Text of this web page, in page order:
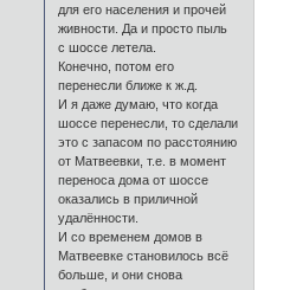
для его населения и прочей
живности. Да и просто пыль
с шоссе летела.
Конечно, потом его
перенесли ближе к ж.д.
И я даже думаю, что когда
шоссе перенесли, то сделали
это с запасом по расстоянию
от Матвеевки, т.е. в момент
переноса дома от шоссе
оказались в приличной
удалённости.
И со временем домов в
Матвеевке становилось всё
больше, и они снова